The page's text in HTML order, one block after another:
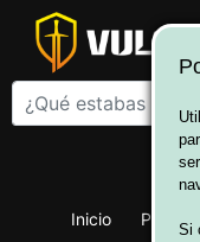
Inicio
Si